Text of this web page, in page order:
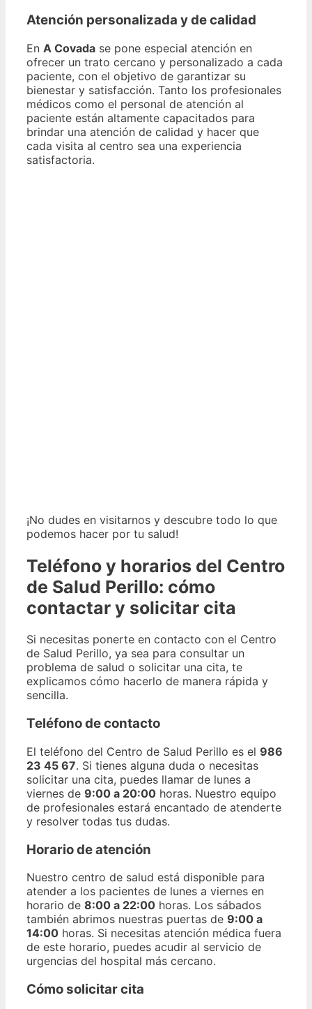
Atención personalizada y de calidad
En A Covada se pone especial atención en
ofrecer un trato cercano y personalizado a cada
paciente, con el objetivo de garantizar su
bienestar y satisfacción. Tanto los profesionales
médicos como el personal de atención al
paciente están altamente capacitados para
brindar una atención de calidad y hacer que
cada visita al centro sea una experiencia
satisfactoria.
¡No dudes en visitarnos y descubre todo lo que
podemos hacer por tu salud!
Teléfono y horarios del Centro
de Salud Perillo: cómo
contactar y solicitar cita
Si necesitas ponerte en contacto con el Centro
de Salud Perillo, ya sea para consultar un
problema de salud o solicitar una cita, te
explicamos cómo hacerlo de manera rápida y
sencilla.
Teléfono de contacto
El teléfono del Centro de Salud Perillo es el 986
23 45 67. Si tienes alguna duda o necesitas
solicitar una cita, puedes llamar de lunes a
viernes de 9:00 a 20:00 horas. Nuestro equipo
de profesionales estará encantado de atenderte
y resolver todas tus dudas.
Horario de atención
Nuestro centro de salud está disponible para
atender a los pacientes de lunes a viernes en
horario de 8:00 a 22:00 horas. Los sábados
también abrimos nuestras puertas de 9:00 a
14:00 horas. Si necesitas atención médica fuera
de este horario, puedes acudir al servicio de
urgencias del hospital más cercano.
Cómo solicitar cita